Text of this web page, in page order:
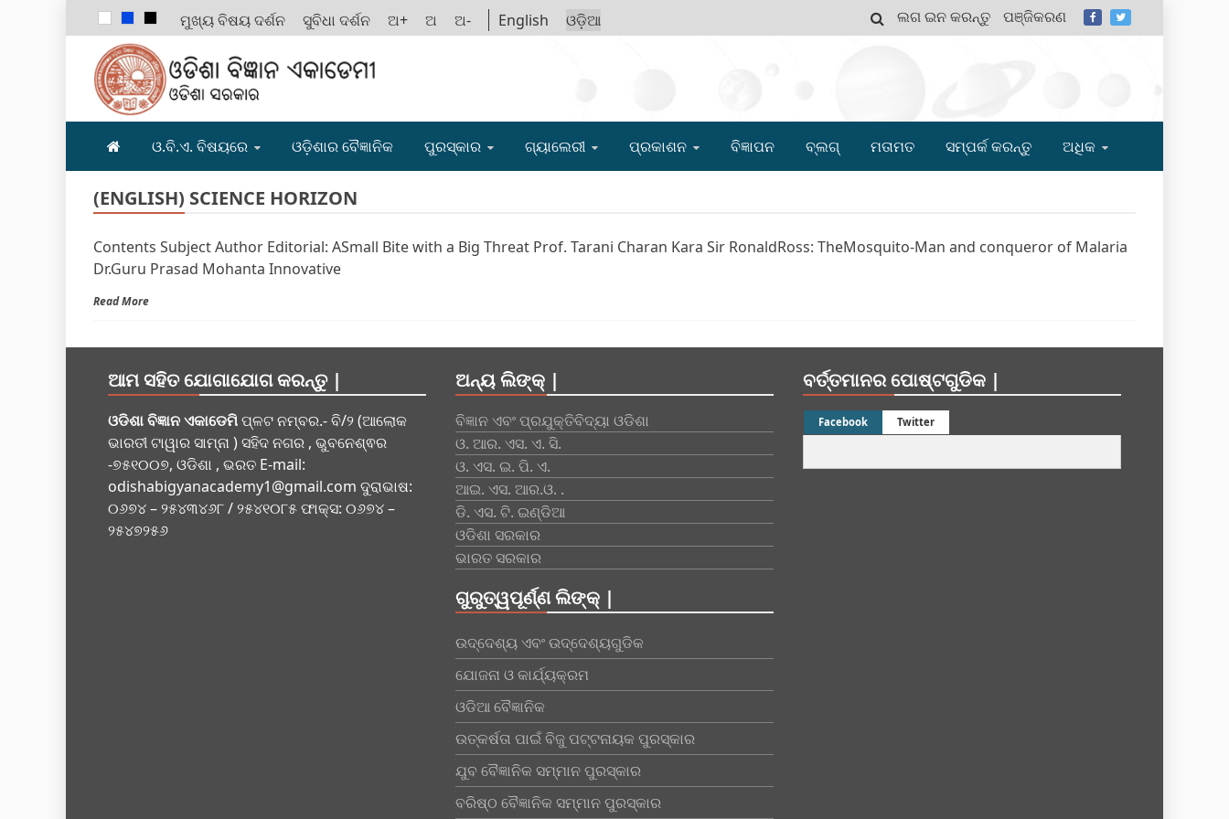
ମୁଖ୍ୟ ବିଷୟ ଦର୍ଶନ ସୁବିଧା ଦର୍ଶନ ଅ+ ଅ ଅ- English ଓଡ଼ିଆ ଲଗ ଇନ କରନ୍ତୁ ପଞ୍ଜିକରଣ
ODISHA BIGYAN ACADEMY
ଓ.ବି.ଏ. ବିଷୟରେ ଓଡ଼ିଶାର ବୈଜ୍ଞାନିକ ପୁରସ୍କାର ଗ୍ୟାଲେରୀ ପ୍ରକାଶନ ବିଜ୍ଞାପନ ବ୍ଲଗ୍ ମତାମତ ସମ୍ପର୍କ କରନ୍ତୁ ଅଧିକ
(ENGLISH) SCIENCE HORIZON
Contents Subject Author Editorial: ASmall Bite with a Big Threat Prof. Tarani Charan Kara Sir RonaldRoss: TheMosquito-Man and conqueror of Malaria
Dr.Guru Prasad Mohanta Innovative
Read More
ଆମ ସହିତ ଯୋଗାଯୋଗ କରନ୍ତୁ |
ଓଡିଶା ବିଜ୍ଞାନ ଏକାଡେମିପ୍ଳଟ ନମ୍ବର.- ବି/୨ (ଆଲୋକ
ଭାରତୀ ଟାୱାର ସାମ୍ନା ) ସହିଦ ନଗର , ଭୁବନେଶ୍ଵର
-୭୫୧୦୦୭, ଓଡିଶା , ଭରତ E-mail:
odishabigyanacademy1@gmail.com ଦୁରାଭାଷ:
୦୬୭୪ – ୨୫୪୩୪୬୮ / ୨୫୪୧୦୮୫ ଫାକ୍ସ: ୦୬୭୪ –
୨୫୪୭୨୫୬
ଅନ୍ୟ ଲିଙ୍କ୍ |
ବିଜ୍ଞାନ ଏବଂ ପ୍ରଯୁକ୍ତିବିଦ୍ୟା ଓଡିଶା
ଓ. ଆର. ଏସ. ଏ. ସି.
ଓ. ଏସ. ଇ. ପି. ଏ.
ଆଇ. ଏସ. ଆର.ଓ. .
ଡି. ଏସ. ଟି. ଇଣ୍ଡିଆ
ଓଡିଶା ସରକାର
ଭାରତ ସରକାର
ଗୁରୁତ୍ୱପୂର୍ଣ୍ଣ ଲିଙ୍କ୍ |
ଉଦ୍ଦେଶ୍ୟ ଏବଂ ଉଦ୍ଦେଶ୍ୟଗୁଡିକ
ଯୋଜନା ଓ କାର୍ଯ୍ୟକ୍ରମ
ଓଡିଆ ବୈଜ୍ଞାନିକ
ଉତ୍କର୍ଷତା ପାଇଁ ବିଜୁ ପଟ୍ଟନାୟକ ପୁରସ୍କାର
ଯୁବ ବୈଜ୍ଞାନିକ ସମ୍ମାନ ପୁରସ୍କାର
ବରିଷ୍ଠ ବୈଜ୍ଞାନିକ ସମ୍ମାନ ପୁରସ୍କାର
ବର୍ତ୍ତମାନର ପୋଷ୍ଟଗୁଡିକ |
Facebook Twitter